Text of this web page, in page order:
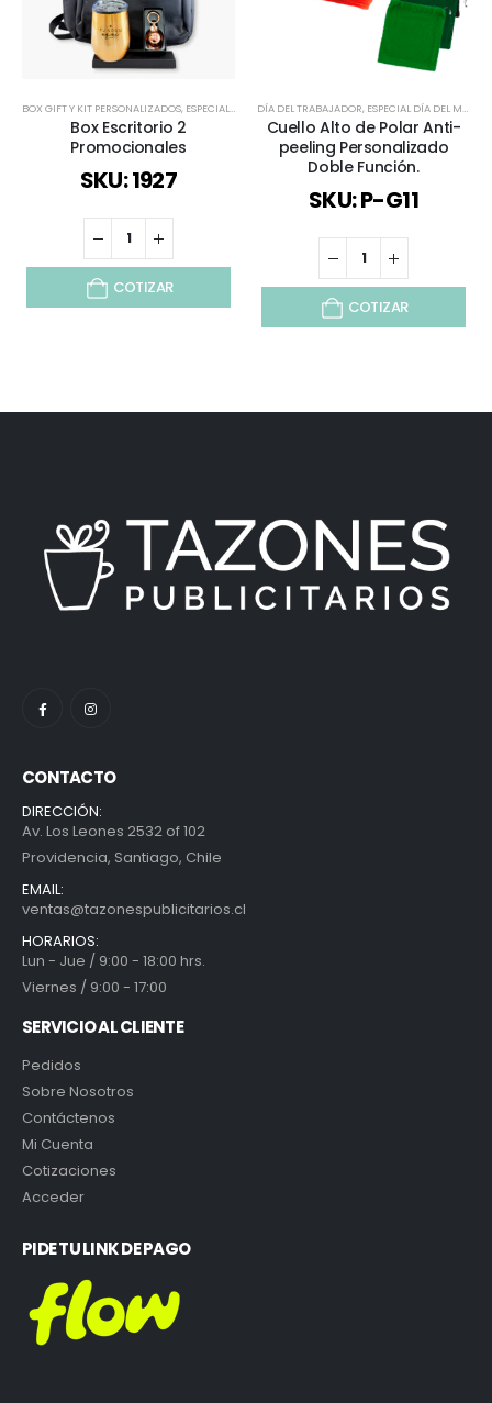
BOX GIFT Y KIT PERSONALIZADOS, ESPECIAL DÍA DEL MINERO ,TODOS
Box Escritorio 2
Promocionales
SKU: 1927
COTIZAR
DÍA DEL TRABAJADOR, ESPECIAL DÍA DEL MINERO
Cuello Alto de Polar Anti-
peeling Personalizado
Doble Función.
SKU: P-G11
COTIZAR
CONTACTO
DIRECCIÓN:
Av. Los Leones 2532 of 102
Providencia, Santiago, Chile
EMAIL:
ventas@tazonespublicitarios.cl
HORARIOS:
Lun - Jue / 9:00 - 18:00 hrs.
Viernes / 9:00 - 17:00
SERVICIO AL CLIENTE
Pedidos
Sobre Nosotros
Contáctenos
Mi Cuenta
Cotizaciones
Acceder
PIDE TU LINK DE PAGO